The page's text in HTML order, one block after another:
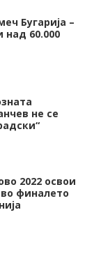
Бугарија –
над 60.000
не се
2022 освои
финалето